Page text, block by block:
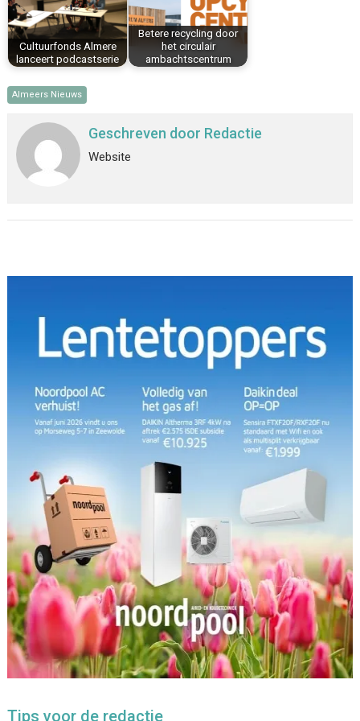
Cultuurfonds Almere
lanceert podcastserie
Betere recycling door
het circulair
ambachtscentrum
Almeers Nieuws
Geschreven door Redactie
Website
Tips voor de redactie